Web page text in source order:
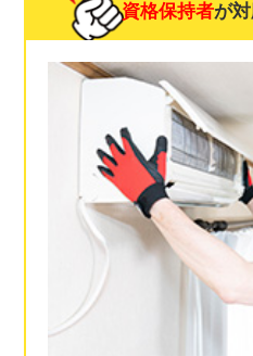
資格保持者が